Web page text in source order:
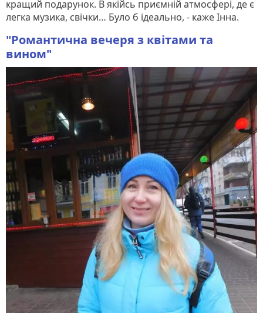
кращий подарунок. В якійсь приємній атмосфері, де є
легка музика, свічки… Було б ідеально, - каже Інна.
"Романтична вечеря з квітами та
вином"